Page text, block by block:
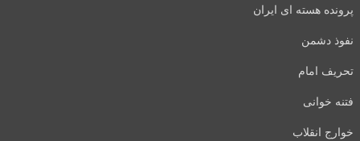
پرونده هسته ای ایران
نفوذ دشمن
تحریف امام
فتنه خوانی
خوارج انقلاب